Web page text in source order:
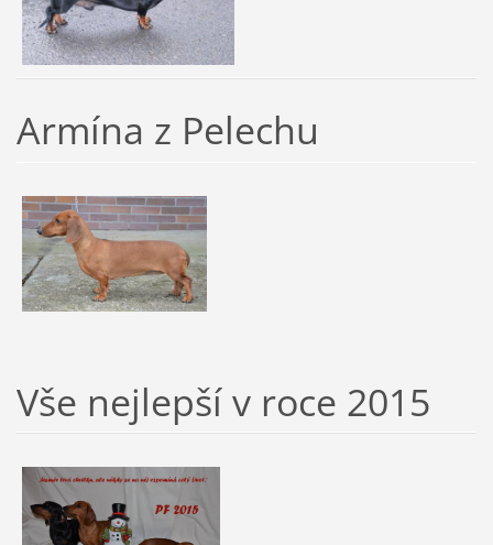
Armína z Pelechu
Vše nejlepší v roce 2015